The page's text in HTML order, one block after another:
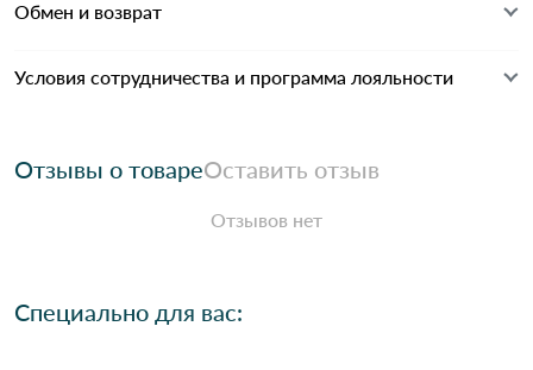
Обмен и возврат
Условия сотрудничества и программа лояльности
Отзывы о товареОставить отзыв
Отзывов нет
Специально для вас: